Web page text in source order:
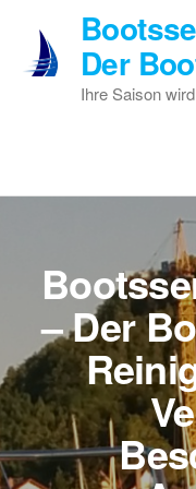
Inhalt
springen
Der
Ihre Saison
– Der